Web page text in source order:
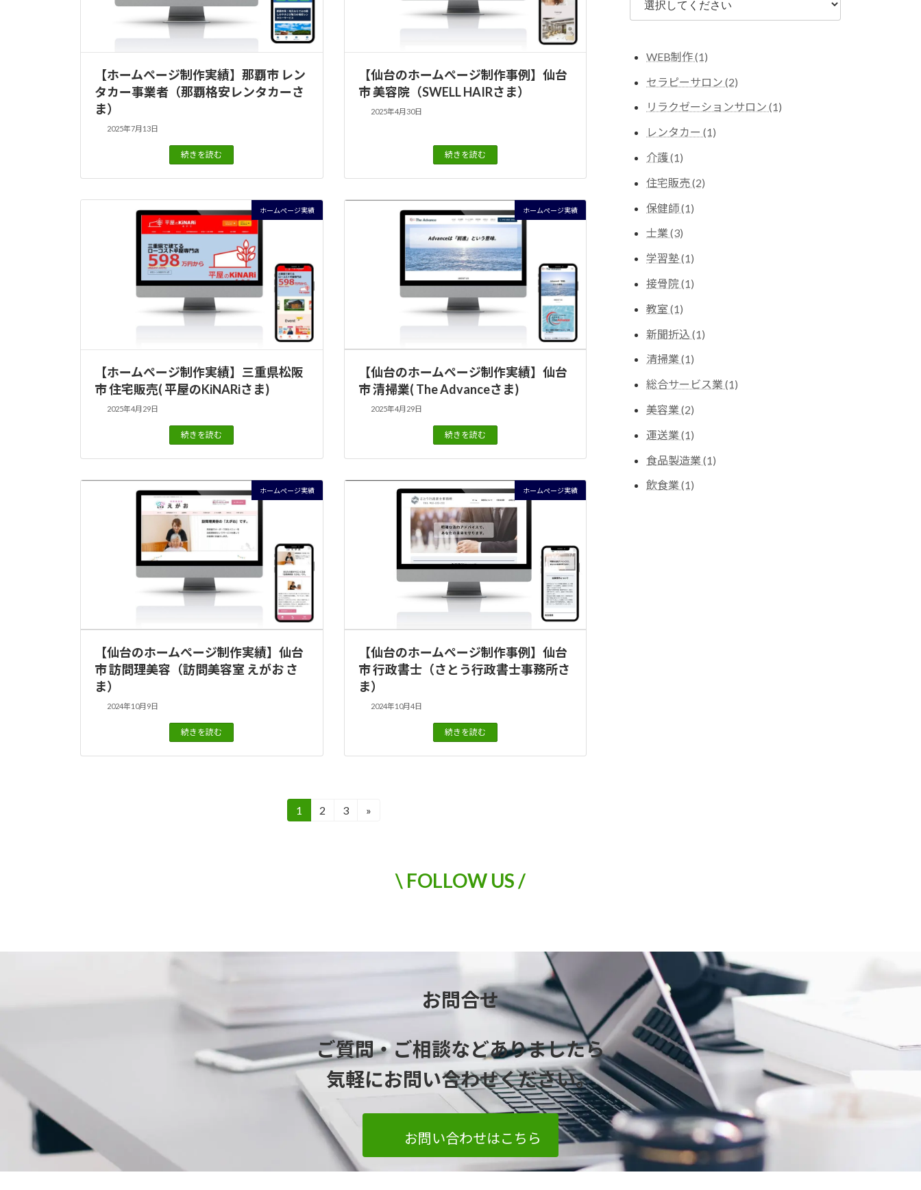
【ホームぺージ制作実績】那覇市 レン
タカー事業者（那覇格安レンタカーさ
ま）
2025年7月13日
続きを読む
【仙台のホームぺージ制作事例】仙台
市 美容院（SWELL HAIRさま）
2025年4月30日
続きを読む
ホームぺージ実績
【ホームぺージ制作実績】三重県松阪
市 住宅販売( 平屋のKiNARiさま)
2025年4月29日
続きを読む
ホームぺージ実績
【仙台のホームぺージ制作実績】仙台
市 清掃業( The Advanceさま)
2025年4月29日
続きを読む
ホームぺージ実績
【仙台のホームぺージ制作実績】仙台
市 訪問理美容（訪問美容室 えがお さ
ま）
2024年10月9日
続きを読む
ホームぺージ実績
【仙台のホームぺージ制作事例】仙台
市 行政書士（さとう行政書士事務所さ
ま）
2024年10月4日
続きを読む
固
1
固
2
固
3 »
WEB制作 (1)
セラピーサロン (2)
リラクゼーションサロン (1)
レンタカー (1)
介護 (1)
住宅販売 (2)
保健師 (1)
士業 (3)
学習塾 (1)
接骨院 (1)
教室 (1)
新聞折込 (1)
清掃業 (1)
総合サービス業 (1)
美容業 (2)
運送業 (1)
食品製造業 (1)
飲食業 (1)
\ FOLLOW US /
お問合せ
ご質問・ご相談などありましたら
気軽にお問い合わせください。
お問い合わせはこちら